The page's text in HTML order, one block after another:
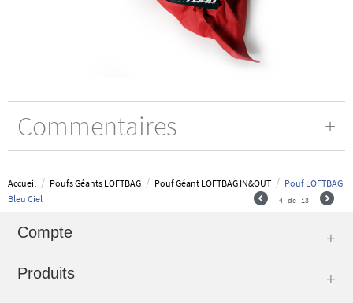
Commentaires
Accueil / Poufs Géants LOFTBAG / Pouf Géant LOFTBAG IN&OUT / Pouf LOFTBAG
Bleu Ciel
4 de 13
Compte
Produits